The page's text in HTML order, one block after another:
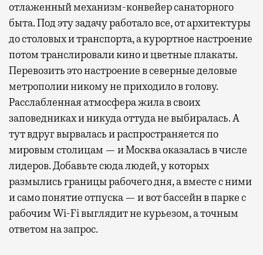
отлаженный механизм-конвейер санаторного
быта. Под эту задачу работало все, от архитектуры
до столовых и транспорта, а курортное настроение
потом транслировали кино и цветные плакаты.
Перевозить это настроение в северные деловые
метрополии никому не приходило в голову.
Расслабленная атмосфера жила в своих
заповедниках и никуда оттуда не выбиралась. А
тут вдруг вырвалась и распространяется по
мировым столицам — и Москва оказалась в числе
лидеров. Добавьте сюда людей, у которых
размылись границы рабочего дня, а вместе с ними
и само понятие отпуска — и вот бассейн в парке с
рабочим Wi-Fi выглядит не курьезом, а точным
ответом на запрос.